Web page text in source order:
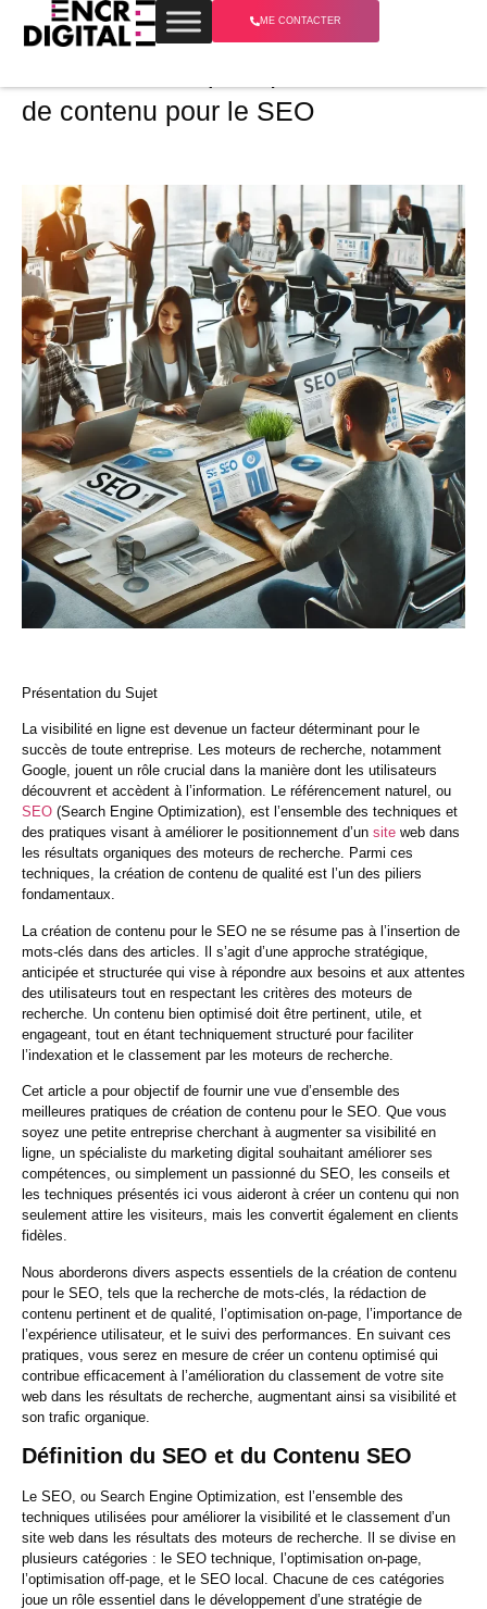
ME CONTACTER
de contenu pour le SEO
Présentation du Sujet
La visibilité en ligne est devenue un facteur déterminant pour le
succès de toute entreprise. Les moteurs de recherche, notamment
Google, jouent un rôle crucial dans la manière dont les utilisateurs
découvrent et accèdent à l’information. Le référencement naturel, ou
SEO (Search Engine Optimization), est l’ensemble des techniques et
des pratiques visant à améliorer le positionnement d’un site web dans
les résultats organiques des moteurs de recherche. Parmi ces
techniques, la création de contenu de qualité est l’un des piliers
fondamentaux.
La création de contenu pour le SEO ne se résume pas à l’insertion de
mots-clés dans des articles. Il s’agit d’une approche stratégique,
anticipée et structurée qui vise à répondre aux besoins et aux attentes
des utilisateurs tout en respectant les critères des moteurs de
recherche. Un contenu bien optimisé doit être pertinent, utile, et
engageant, tout en étant techniquement structuré pour faciliter
l’indexation et le classement par les moteurs de recherche.
Cet article a pour objectif de fournir une vue d’ensemble des
meilleures pratiques de création de contenu pour le SEO. Que vous
soyez une petite entreprise cherchant à augmenter sa visibilité en
ligne, un spécialiste du marketing digital souhaitant améliorer ses
compétences, ou simplement un passionné du SEO, les conseils et
les techniques présentés ici vous aideront à créer un contenu qui non
seulement attire les visiteurs, mais les convertit également en clients
fidèles.
Nous aborderons divers aspects essentiels de la création de contenu
pour le SEO, tels que la recherche de mots-clés, la rédaction de
contenu pertinent et de qualité, l’optimisation on-page, l’importance de
l’expérience utilisateur, et le suivi des performances. En suivant ces
pratiques, vous serez en mesure de créer un contenu optimisé qui
contribue efficacement à l’amélioration du classement de votre site
web dans les résultats de recherche, augmentant ainsi sa visibilité et
son trafic organique.
Définition du SEO et du Contenu SEO
Le SEO, ou Search Engine Optimization, est l’ensemble des
techniques utilisées pour améliorer la visibilité et le classement d’un
site web dans les résultats des moteurs de recherche. Il se divise en
plusieurs catégories : le SEO technique, l’optimisation on-page,
l’optimisation off-page, et le SEO local. Chacune de ces catégories
joue un rôle essentiel dans le développement d’une stratégie de